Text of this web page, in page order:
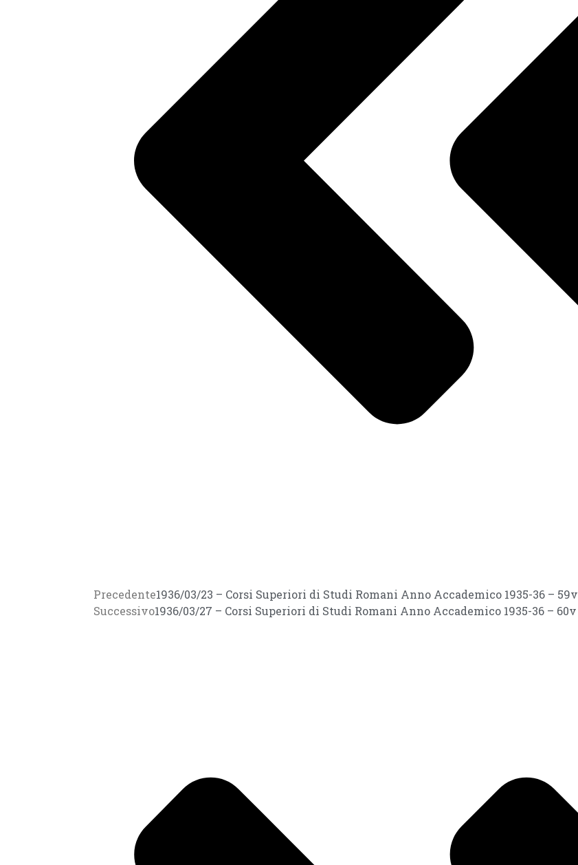
Precedente1936/03/23 – Corsi Superiori di Studi Romani Anno Accademico 1935-36 – 59v
Successivo1936/03/27 – Corsi Superiori di Studi Romani Anno Accademico 1935-36 – 60v